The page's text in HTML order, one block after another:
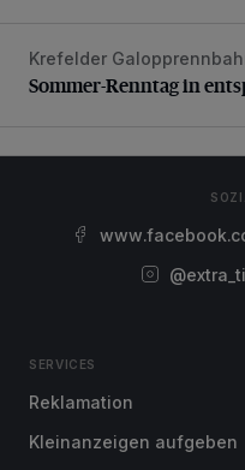
Sommer-Renntag in
Krefelder
Sommer-Renntag in
SERVICES
Reklamation
Kleinanzeigen aufgeben